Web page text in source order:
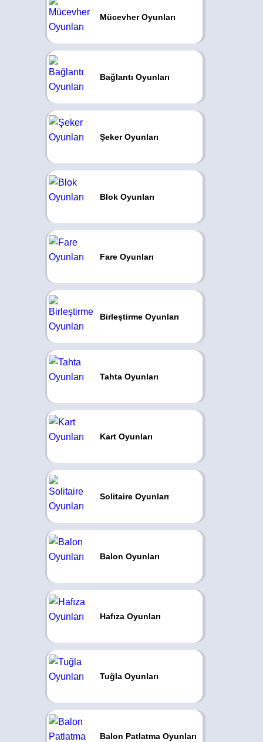
Mücevher Oyunları
Bağlantı Oyunları
Şeker Oyunları
Blok Oyunları
Fare Oyunları
Birleştirme Oyunları
Tahta Oyunları
Kart Oyunları
Solitaire Oyunları
Balon Oyunları
Hafıza Oyunları
Tuğla Oyunları
Balon Patlatma Oyunları